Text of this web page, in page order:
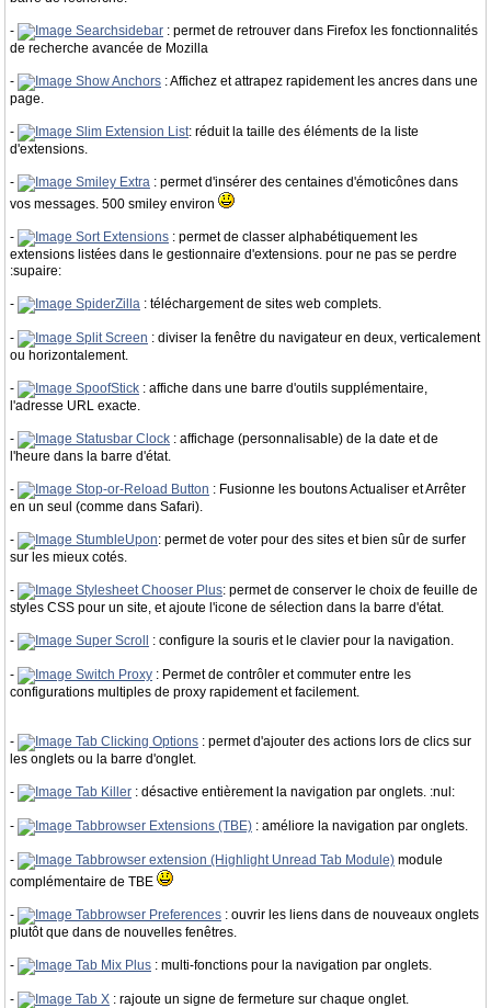
- Searchsidebar : permet de retrouver dans Firefox les fonctionnalités
de recherche avancée de Mozilla
- Show Anchors : Affichez et attrapez rapidement les ancres dans une
page.
- Slim Extension List: réduit la taille des éléments de la liste
d'extensions.
- Smiley Extra : permet d'insérer des centaines d'émoticônes dans
vos messages. 500 smiley environ
- Sort Extensions : permet de classer alphabétiquement les
extensions listées dans le gestionnaire d'extensions. pour ne pas se perdre
:supaire:
- SpiderZilla : téléchargement de sites web complets.
- Split Screen : diviser la fenêtre du navigateur en deux, verticalement
ou horizontalement.
- SpoofStick : affiche dans une barre d'outils supplémentaire,
l'adresse URL exacte.
- Statusbar Clock : affichage (personnalisable) de la date et de
l'heure dans la barre d'état.
- Stop-or-Reload Button : Fusionne les boutons Actualiser et Arrêter
en un seul (comme dans Safari).
- StumbleUpon: permet de voter pour des sites et bien sûr de surfer
sur les mieux cotés.
- Stylesheet Chooser Plus: permet de conserver le choix de feuille de
styles CSS pour un site, et ajoute l'icone de sélection dans la barre d'état.
- Super Scroll : configure la souris et le clavier pour la navigation.
- Switch Proxy : Permet de contrôler et commuter entre les
configurations multiples de proxy rapidement et facilement.
- Tab Clicking Options : permet d'ajouter des actions lors de clics sur
les onglets ou la barre d'onglet.
- Tab Killer : désactive entièrement la navigation par onglets. :nul:
- Tabbrowser Extensions (TBE) : améliore la navigation par onglets.
- Tabbrowser extension (Highlight Unread Tab Module) module
complémentaire de TBE
- Tabbrowser Preferences : ouvrir les liens dans de nouveaux onglets
plutôt que dans de nouvelles fenêtres.
- Tab Mix Plus : multi-fonctions pour la navigation par onglets.
- Tab X : rajoute un signe de fermeture sur chaque onglet.